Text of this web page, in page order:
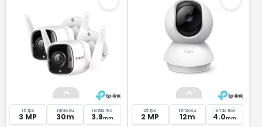
Camerele TP-Link se conecteaza la routerele si
switch-urile TP-Link cu zero conflicte, beneficiaza de
actualizari OTA gratuite si vin cu garantie de 2-3 ani.
Toate produsele din pagina sunt in stoc cu livrare
rapida.
15 fps
3 MP
Infrarosu
30m
lentila fixa
3.9mm
25 fps
2 MP
Infrarosu
12m
lentila fixa
4.0mm